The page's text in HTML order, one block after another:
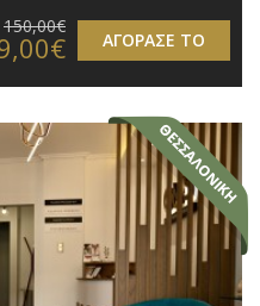
ΑΓΟΡΑΣΕ ΤΟ
150,00€